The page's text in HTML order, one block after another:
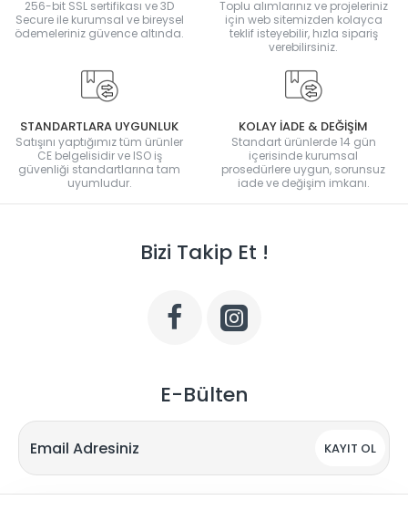
256-bit SSL sertifikası ve 3D
Secure ile kurumsal ve bireysel
ödemeleriniz güvence altında.
Toplu alımlarınız ve projeleriniz
için web sitemizden kolayca
teklif isteyebilir, hızla sipariş
verebilirsiniz.
STANDARTLARA UYGUNLUK
Satışını yaptığımız tüm ürünler
CE belgelisidir ve ISO iş
güvenliği standartlarına tam
uyumludur.
KOLAY İADE & DEĞİŞİM
Standart ürünlerde 14 gün
içerisinde kurumsal
prosedürlere uygun, sorunsuz
iade ve değişim imkanı.
Bizi Takip Et !
E-Bülten
KAYIT OL